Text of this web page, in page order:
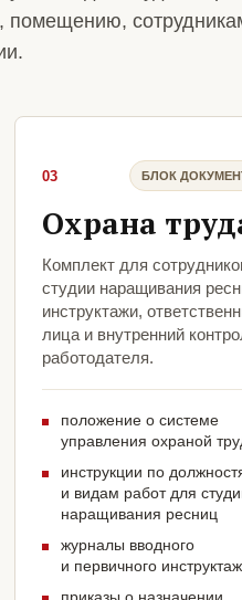
помещению,
03 БЛОК
Охрана
Комплект для
студии наращивания
инструктажи,
лица и внутренний
работодателя.
положение о системе
управления охраной
инструкции по
и видам работ для
наращивания ресниц
журналы вводного
и первичного